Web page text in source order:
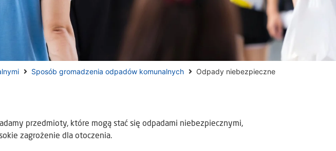
Sposób gromadzenia odpadów komunalnych Odpady niebezpieczne
przedmioty, które mogą stać się odpadami niebezpiecznymi,
zagrożenie dla otoczenia.